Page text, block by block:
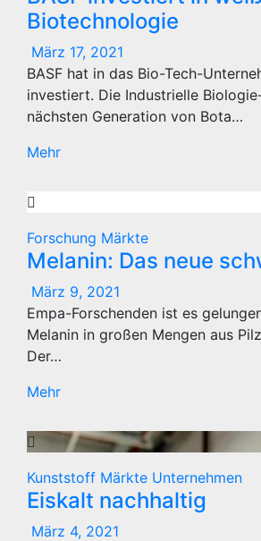
Biotechnologie
März 17, 2021
BASF hat in das Bio-Tech-
investiert. Die Industrielle
nächsten Generation von Bota…
Mehr
Forschung Märkte
Melanin: Das neue
März 9, 2021
Empa-Forschenden ist es
Melanin in großen Mengen aus
Der…
Mehr
Kunststoff Märkte Unternehmen
Eiskalt nachhaltig
März 4, 2021